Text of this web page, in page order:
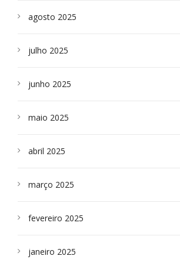
agosto 2025
julho 2025
junho 2025
maio 2025
abril 2025
março 2025
fevereiro 2025
janeiro 2025